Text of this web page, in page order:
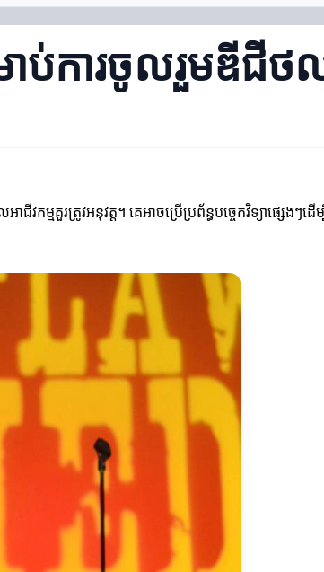
ាប់ការចូលរួមឌីជីថ
មគួរត្រូវអនុវត្ត។ គេអាចប្រើប្រព័ន្ធបច្ចេកវិទ្យាផ្សេងៗដើ